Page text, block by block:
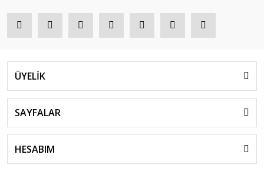
ÜYELİK
SAYFALAR
HESABIM